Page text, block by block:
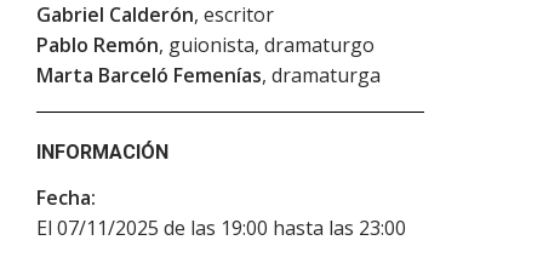
Gabriel Calderón, escritor
Pablo Remón, guionista, dramaturgo
Marta Barceló Femenías, dramaturga
INFORMACIÓN
Fecha:
El 07/11/2025 de las 19:00 hasta las 23:00